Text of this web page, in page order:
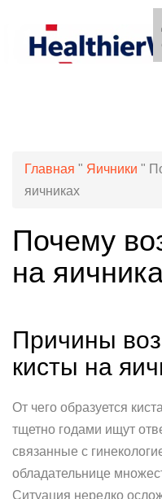
Главная " Яичники "
яичниках
Почему
на
Причины
кисты на
От чего образуется
тщетно годами ищут
связанные с
обладательнице
Ситуация нередко